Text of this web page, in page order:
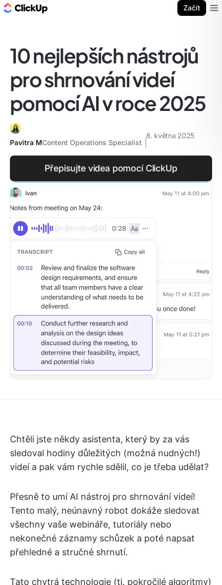
Začít
10 nejlepších nástrojů
pro shrnování videí
pomocí AI v roce 2025
Pavitra MContent Operations Specialist
8. května 2025
Přepisujte videa pomocí ClickUp
Chtěli jste někdy asistenta, který by za vás
sledoval hodiny důležitých (možná nudných!)
videí a pak vám rychle sdělil, co je třeba udělat?
Přesně to umí AI nástroj pro shrnování videí!
Tento malý, neúnavný robot dokáže sledovat
všechny vaše webináře, tutoriály nebo
nekonečné záznamy schůzek a poté napsat
přehledné a stručné shrnutí.
Tato chytrá technologie (tj. pokročilé algoritmy)